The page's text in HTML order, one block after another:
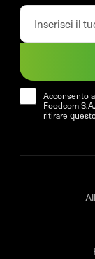
Acconsento
Foodcom
ritirare